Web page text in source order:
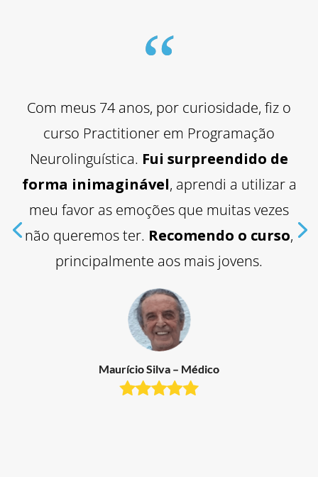
“
Com meus 74 anos, por curiosidade, fiz o
curso Practitioner em Programação
Neurolinguística. Fui surpreendido de
forma inimaginável, aprendi a utilizar a
meu favor as emoções que muitas vezes
não queremos ter. Recomendo o curso,
principalmente aos mais jovens.
Maurício Silva – Médico
“
muito mais simples
sinto minha mente aberta para
novas perspectivas